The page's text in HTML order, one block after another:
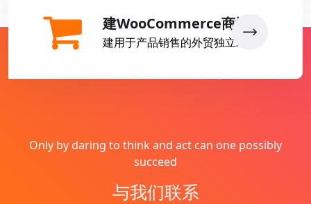
建WooCommerce商城
建用于产品销售的外贸独立站
Only by daring to think and act can one possibly
succeed
与我们联系